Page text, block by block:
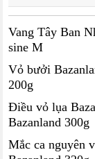
Vang Tây Ban
sine M
Vỏ bưởi
200g
Điều vỏ lụa
Bazanland 300g
Mắc ca nguyên